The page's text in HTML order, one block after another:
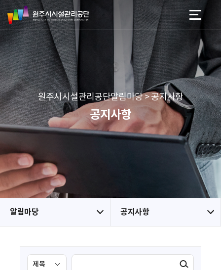
스
킵
네
비
게
이
션
본문 바로가기
메뉴 바로가기
원
주
시
시
설
관
리
공
단 원주시시설관리공단알림마당 > 공지사항
공지사항
알림마당 공지사항
검